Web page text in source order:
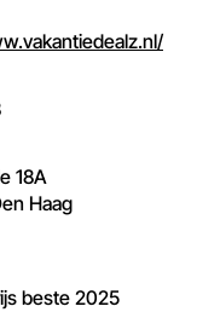
18A
Haag
beste2025